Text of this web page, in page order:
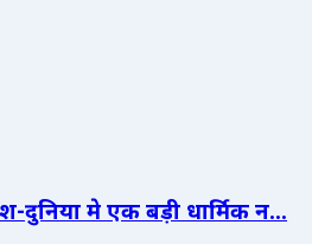
मे एक बड़ी धार्मिक न...